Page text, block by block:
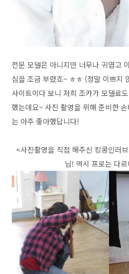
전문 모델은 아니지만 너무나 귀엽고
심을 조금 부렸죠~ ㅎㅎ (정말 이쁘지
사이트이다 보니 저희 조카가 모델료
했는데요~ 사진 촬영을 위해 준비한
는 아주 좋아했답니다!
<사진촬영을 직접 해주신 킹콩인러
님! 역시 프로는 다